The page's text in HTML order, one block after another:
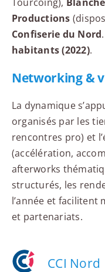
Productions
Confiserie du Nord
habitants (2022).
Networking &
La dynamique
organisés par les
rencontres pro) et
(accélération,
afterworks
structurés, les
l’année et facilitent
et partenariats.
CCI Nord